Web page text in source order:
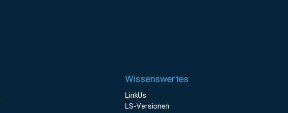
Wissenswertes
LinkUs
LS-Versionen